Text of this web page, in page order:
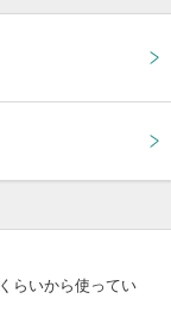
らいから使ってい